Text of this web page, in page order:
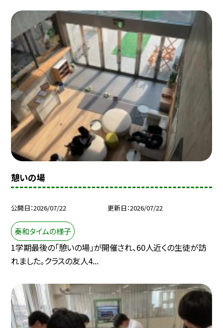
憩いの場
公開日 2026/07/22 更新日 2026/07/22
奏和タイムの様子
1学期最後の「憩いの場」が開催され、60人近くの生徒が訪
れました。クラスの友人4...